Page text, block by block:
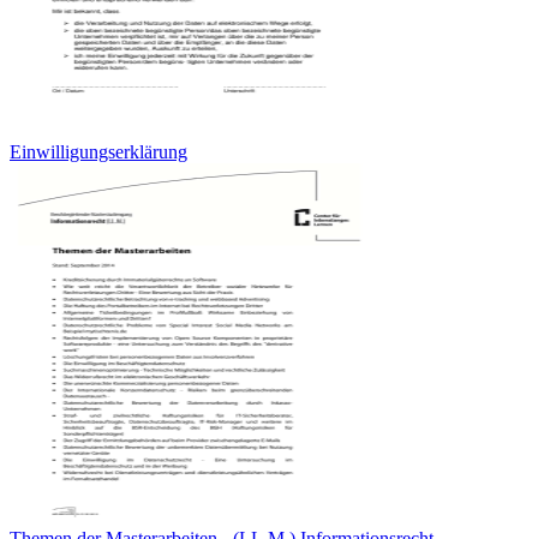
Einwilligungserklärung